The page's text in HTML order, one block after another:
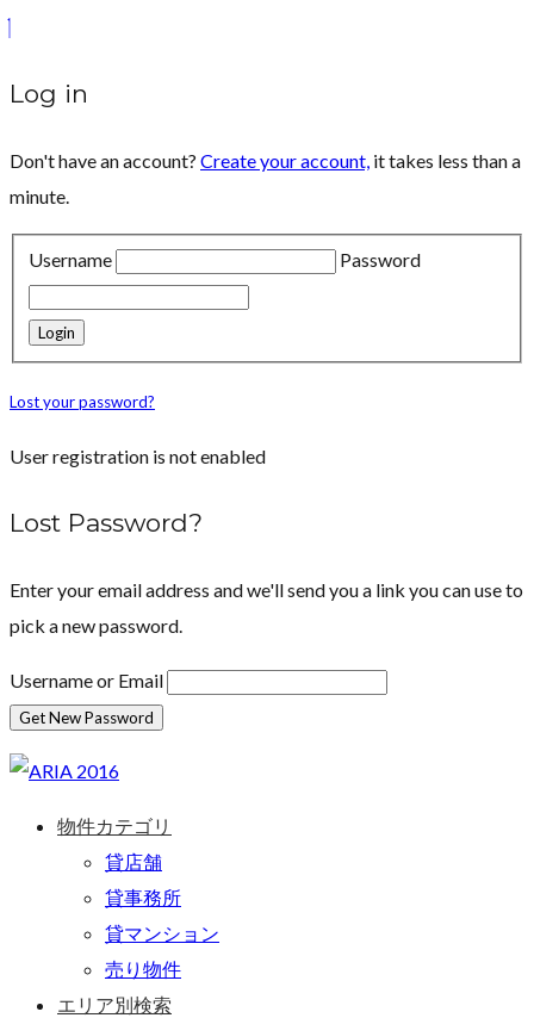
Log in
Don't have an account? Create your account, it takes less than a
minute.
Username Password
Lost your password?
User registration is not enabled
Lost Password?
Enter your email address and we'll send you a link you can use to
pick a new password.
Username or Email
物件カテゴリ
貸店舗
貸事務所
貸マンション
売り物件
エリア別検索